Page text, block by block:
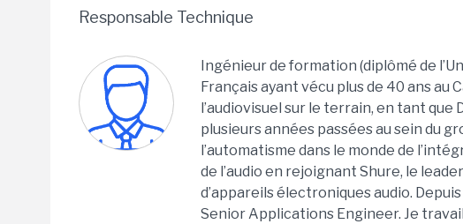
Responsable Technique
Ingénieur de formation (diplômé de
Français ayant vécu plus de 40 ans au
l’audiovisuel sur le terrain, en tant
plusieurs années passées au sein du
l’automatisme dans le monde de
de l’audio en rejoignant Shure, le
d’appareils électroniques audio.
Senior Applications Engineer. Je